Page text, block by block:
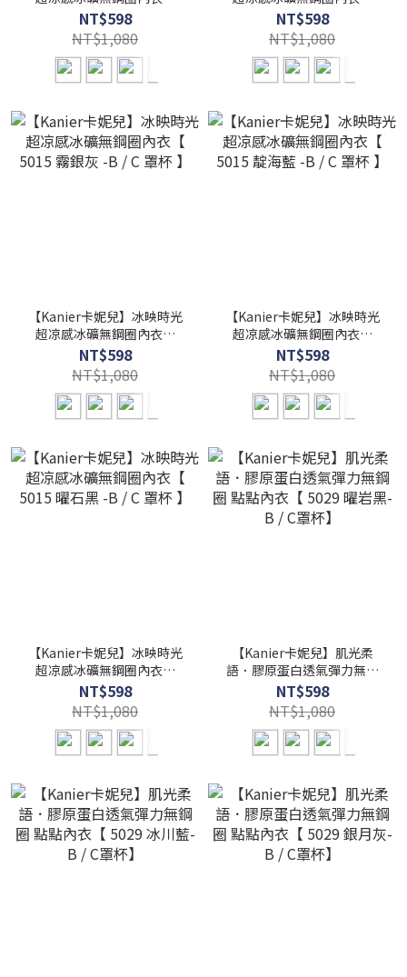
5015 雪杏膚 -B / C 罩杯 】
NT$598
NT$1,080
5015 冷莓紫 -B / C 罩杯 】
NT$598
NT$1,080
【Kanier卡妮兒】冰映時光
超凉感冰礦無鋼圈內衣【
5015 霧銀灰 -B / C 罩杯 】
NT$598
NT$1,080
【Kanier卡妮兒】冰映時光
超凉感冰礦無鋼圈內衣【
5015 靛海藍 -B / C 罩杯 】
NT$598
NT$1,080
【Kanier卡妮兒】冰映時光
超凉感冰礦無鋼圈內衣【
5015 曜石黑 -B / C 罩杯 】
NT$598
NT$1,080
【Kanier卡妮兒】肌光柔
語．膠原蛋白透氣彈力無鋼
圈 點點內衣【 5029 曜岩黑-
B / C罩杯】
NT$598
NT$1,080